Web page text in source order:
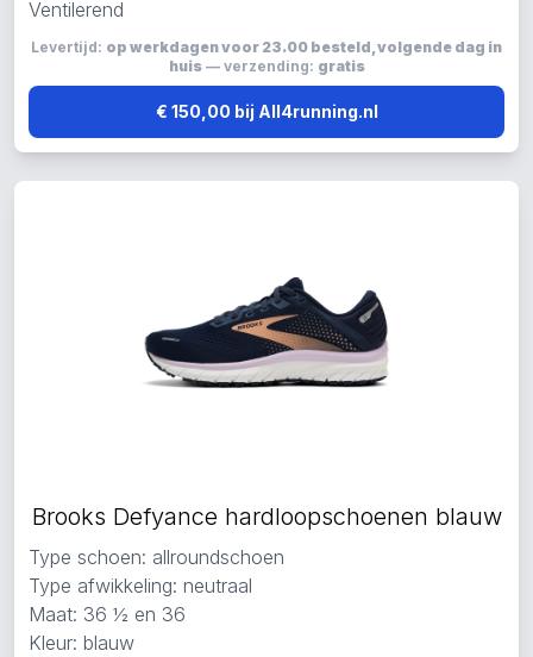
Ventilerend
Levertijd: op werkdagen voor 23.00 besteld, volgende dag in
huis— verzending: gratis
€ 150,00 bij All4running.nl
Brooks Defyance hardloopschoenen blauw
Type schoen: allroundschoen
Type afwikkeling: neutraal
Maat: 36 ½ en 36
Kleur: blauw